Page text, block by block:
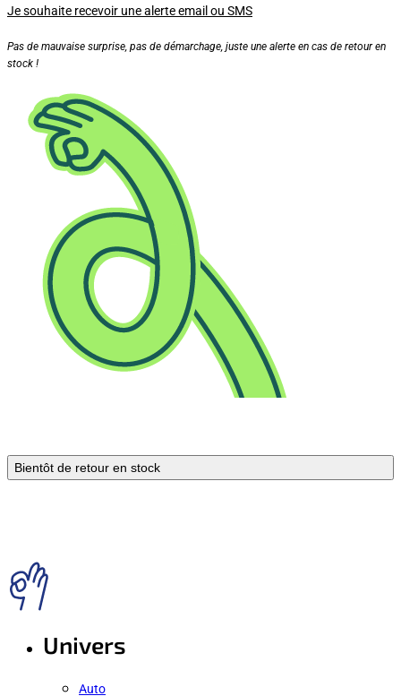
Je souhaite recevoir une alerte email ou SMS
Pas de mauvaise surprise, pas de démarchage, juste une alerte en cas de retour en
stock !
Bientôt de retour en stock
Univers
Auto